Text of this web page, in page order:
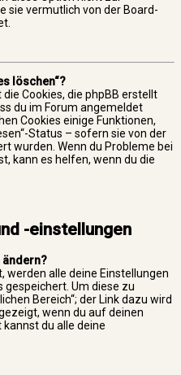
sie vermutlich von der Board-
löschen“?
die Cookies, die phpBB erstellt
du im Forum angemeldet
Cookies einige Funktionen,
Status – sofern sie von der
wurden. Wenn du Probleme bei
kann es helfen, wenn du die
-einstellungen
ändern?
werden alle deine Einstellungen
gespeichert. Um diese zu
Bereich“; der Link dazu wird
wenn du auf deinen
du alle deine